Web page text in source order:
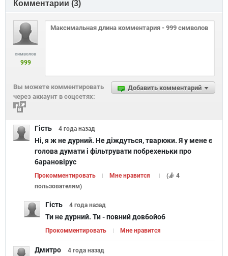
Комментарии (3)
символов
999
Добавить комментарий
Вы можете комментировать
через аккаунт в соцсетях:
Гість 4 года назад
Ні, я ж не дурний. Не діждуться, тварюки. Я у мене є
голова думати і фільтрувати побрехеньки про
барановірус
Прокомментировать Мне нравится (
4
пользователям)
Гість 4 года назад
Ти не дурний. Ти - повний довбойоб
Прокомментировать Мне нравится
Дмитро 4 года назад